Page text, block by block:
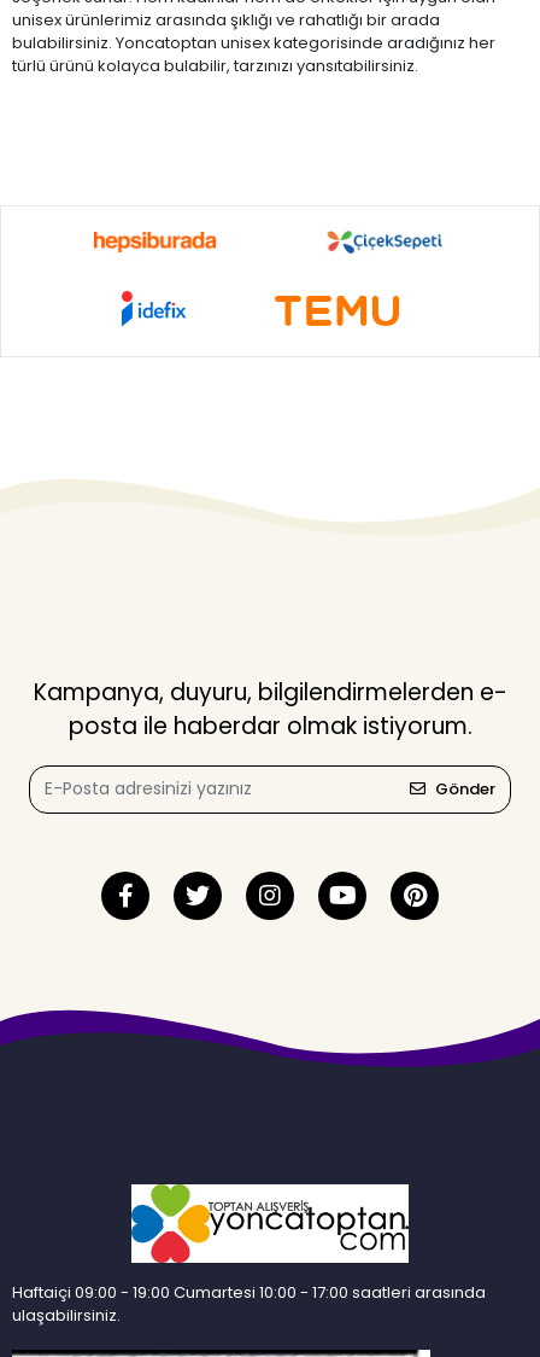
unisex ürünlerimiz arasında şıklığı ve rahatlığı bir arada
bulabilirsiniz. Yoncatoptan unisex kategorisinde aradığınız her
türlü ürünü kolayca bulabilir, tarzınızı yansıtabilirsiniz.
Kampanya, duyuru, bilgilendirmelerden e-
posta ile haberdar olmak istiyorum.
Gönder
Haftaiçi 09:00 - 19:00 Cumartesi 10:00 - 17:00 saatleri arasında
ulaşabilirsiniz.